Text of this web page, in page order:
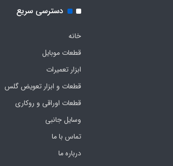
دسترسی سریع
خانه
قطعات موبایل
ابزار تعمیرات
قطعات و ابزار تعویض گلس
قطعات اوراقی و روکاری
وسایل جانبی
تماس با ما
درباره ما